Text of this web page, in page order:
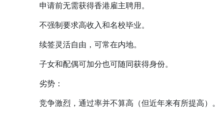
申请前无需获得香港雇主聘用。
不强制要求高收入和名校毕业。
续签灵活自由，可常在内地。
子女和配偶可加分也可随同获得身份。
劣势：
竞争激烈，通过率并不算高（但近年来有所提高）。